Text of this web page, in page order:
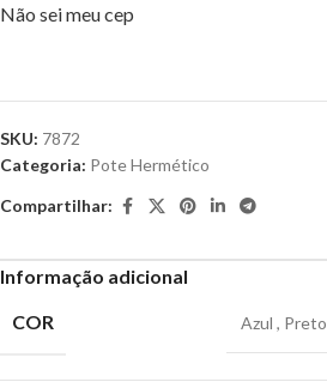
Não sei meu cep
SKU: 7872
Categoria: Pote Hermético
Compartilhar:
Informação adicional
COR
Azul , Preto